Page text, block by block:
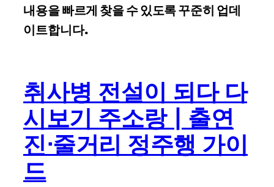
내용을 빠르게 찾을 수 있도록 꾸준히 업데
이트합니다.
취사병 전설이 되다 다
시보기 주소랑 | 출연
진·줄거리 정주행 가이
드